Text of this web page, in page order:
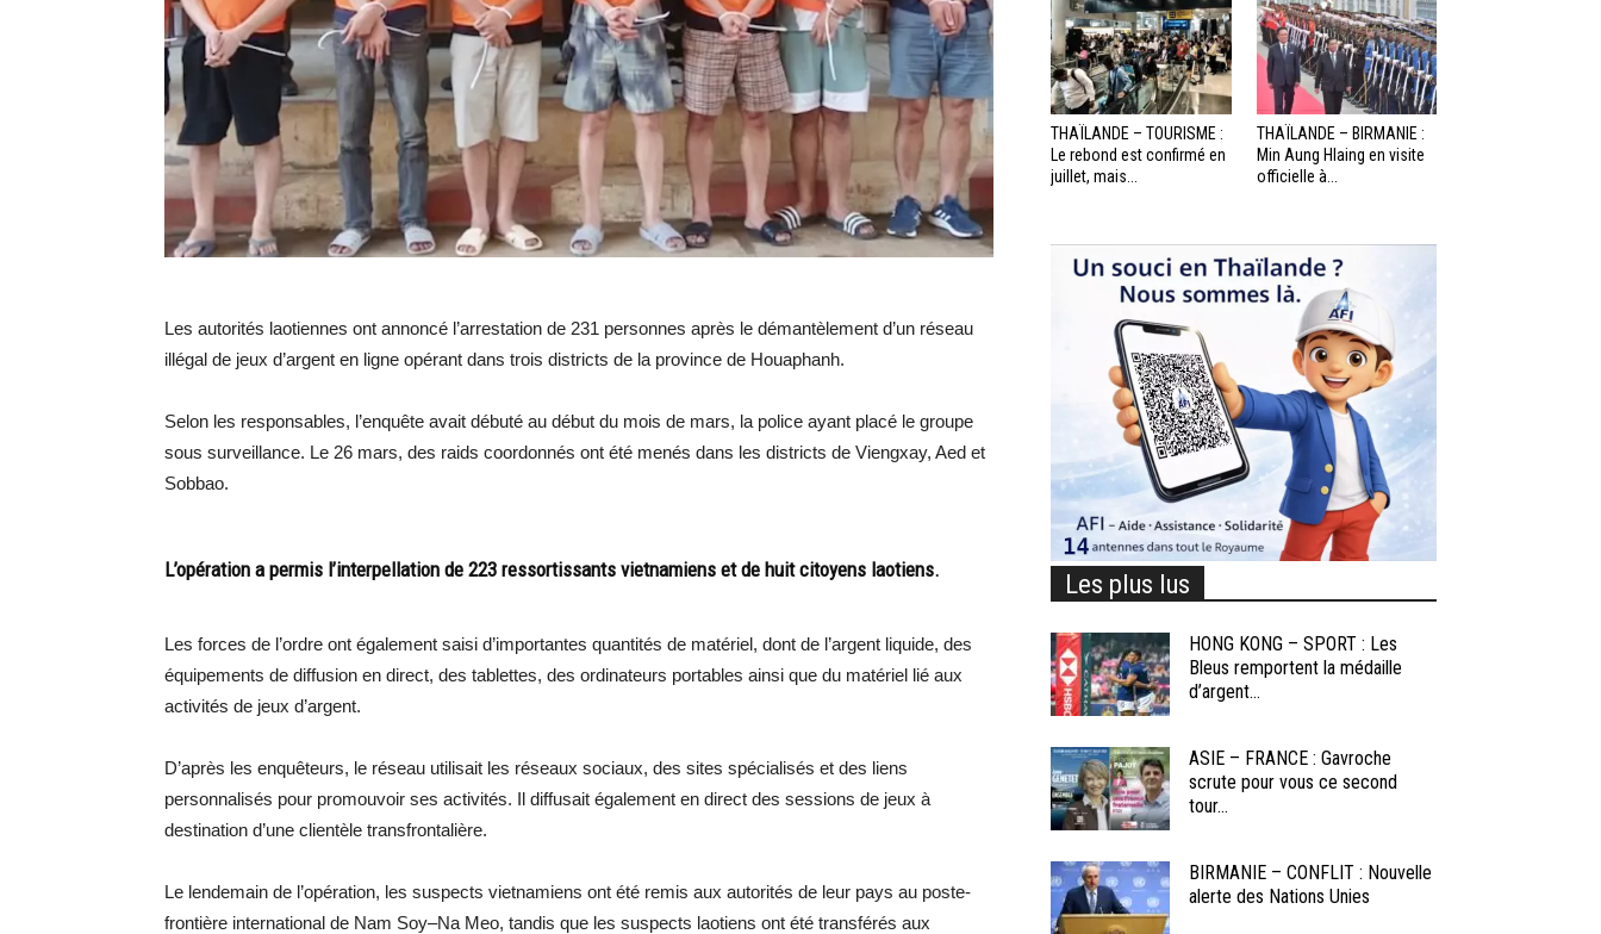
Les autorités laotiennes ont annoncé l’arrestation de 231 personnes après le démantèlement d’un réseau
illégal de jeux d’argent en ligne opérant dans trois districts de la province de Houaphanh.
Selon les responsables, l’enquête avait débuté au début du mois de mars, la police ayant placé le groupe
sous surveillance. Le 26 mars, des raids coordonnés ont été menés dans les districts de Viengxay, Aed et
Sobbao.
L’opération a permis l’interpellation de 223 ressortissants vietnamiens et de huit citoyens laotiens.
Les forces de l’ordre ont également saisi d’importantes quantités de matériel, dont de l’argent liquide, des
équipements de diffusion en direct, des tablettes, des ordinateurs portables ainsi que du matériel lié aux
activités de jeux d’argent.
D’après les enquêteurs, le réseau utilisait les réseaux sociaux, des sites spécialisés et des liens
personnalisés pour promouvoir ses activités. Il diffusait également en direct des sessions de jeux à
destination d’une clientèle transfrontalière.
Le lendemain de l’opération, les suspects vietnamiens ont été remis aux autorités de leur pays au poste-
frontière international de Nam Soy–Na Meo, tandis que les suspects laotiens ont été transférés aux
THAÏLANDE – TOURISME :
Le rebond est confirmé en
juillet, mais...
THAÏLANDE – BIRMANIE :
Min Aung Hlaing en visite
officielle à...
Les plus lus
HONG KONG – SPORT : Les
Bleus remportent la médaille
d’argent...
ASIE – FRANCE : Gavroche
scrute pour vous ce second
tour...
BIRMANIE – CONFLIT : Nouvelle
alerte des Nations Unies